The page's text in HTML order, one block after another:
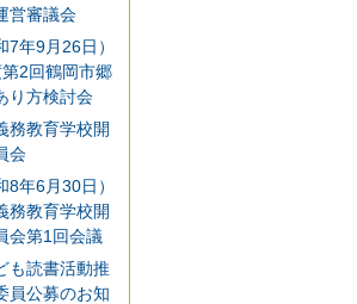
営審議会
7年9月26日）
2回鶴岡市郷
り方検討会
務教育学校開
会
8年6月30日）
務教育学校開
会第1回会議
も読書活動推
員公募のお知